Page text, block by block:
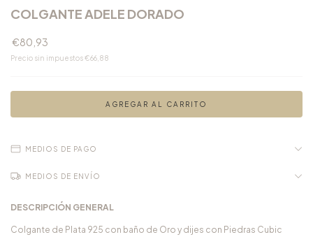
COLGANTE ADELE DORADO
€80,93
Precio sin impuestos€66,88
MEDIOS DE PAGO
MEDIOS DE ENVÍO
DESCRIPCIÓN GENERAL
Colgante de Plata 925 con baño de Oro y dijes con Piedras Cubic